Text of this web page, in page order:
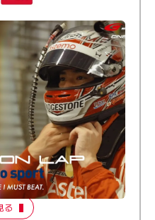
林利徠斗 × 野村勇斗
by auto sport】
2
る